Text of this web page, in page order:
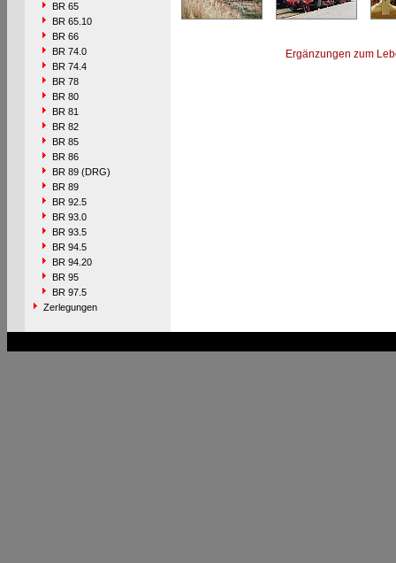
BR 65
BR 65.10
BR 66
BR 74.0
BR 74.4
BR 78
BR 80
BR 81
BR 82
BR 85
BR 86
BR 89 (DRG)
BR 89
BR 92.5
BR 93.0
BR 93.5
BR 94.5
BR 94.20
BR 95
BR 97.5
Zerlegungen
Ergänzungen zum